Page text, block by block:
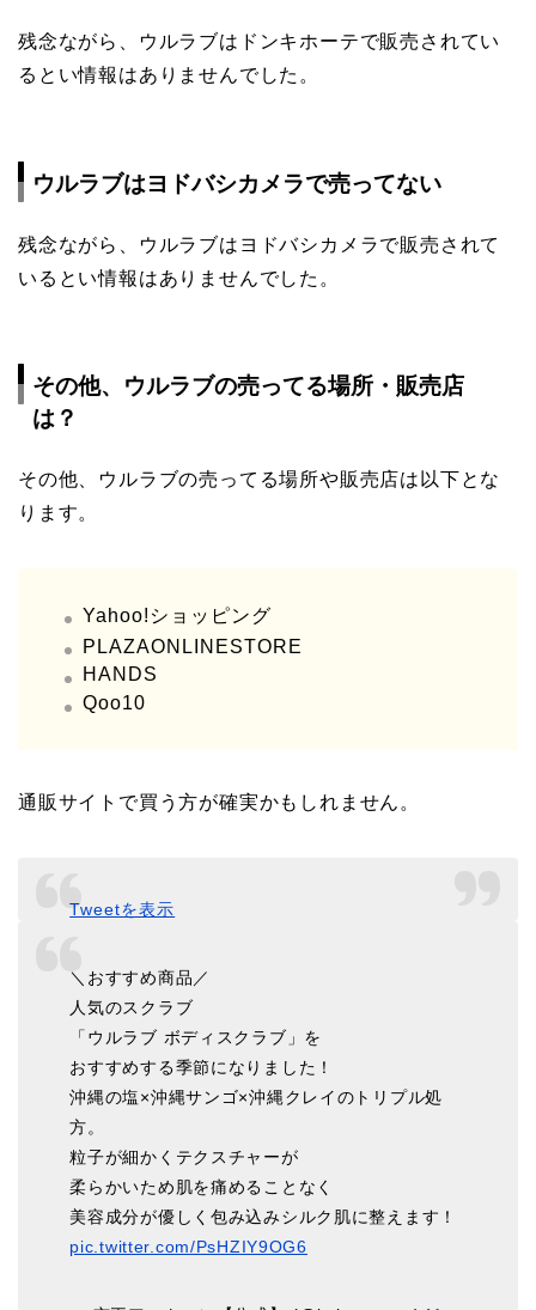
残念ながら、ウルラブはドンキホーテで販売されてい
るとい情報はありませんでした。
ウルラブはヨドバシカメラで売ってない
残念ながら、ウルラブはヨドバシカメラで販売されて
いるとい情報はありませんでした。
その他、ウルラブの売ってる場所・販売店
は？
その他、ウルラブの売ってる場所や販売店は以下とな
ります。
Yahoo!ショッピング
PLAZAONLINESTORE
HANDS
Qoo10
通販サイトで買う方が確実かもしれません。
Tweetを表示
＼おすすめ商品／
人気のスクラブ
「ウルラブ ボディスクラブ」を
おすすめする季節になりました！
沖縄の塩×沖縄サンゴ×沖縄クレイのトリプル処
方。
粒子が細かくテクスチャーが
柔らかいため肌を痛めることなく
美容成分が優しく包み込みシルク肌に整えます！
pic.twitter.com/PsHZIY9OG6